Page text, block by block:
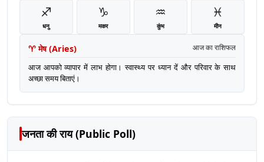
♐
धनु
♑
मकर
♒
कुंभ
♓
मीन
♈ मेष(Aries) आज का राशिफल
आज आपको व्यापार में लाभ होगा। स्वास्थ्य पर ध्यान दें और परिवार के साथ
अच्छा समय बिताएं।
जनता की राय (Public Poll)